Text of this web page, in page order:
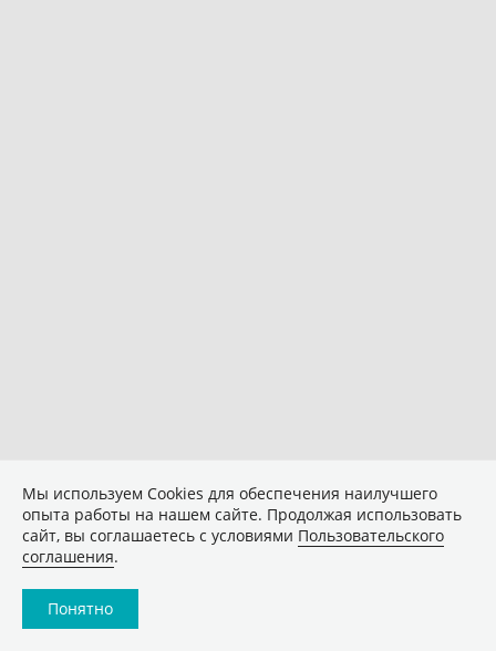
Мы используем Сookies для обеспечения наилучшего
опыта работы на нашем сайте. Продолжая использовать
сайт, вы соглашаетесь с условиями Пользовательского
соглашения.
Понятно